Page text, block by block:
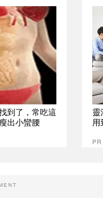
到了，常吃這
出小蠻腰
靈
用